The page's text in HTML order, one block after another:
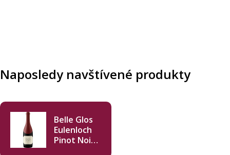
Naposledy navštívené produkty
Belle Glos
Eulenloch
Pinot Noir